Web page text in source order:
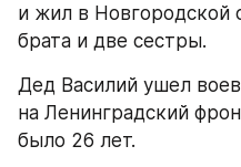
и жил в Новгородской
брата и две сестры.
Дед Василий ушел
на Ленинградский
было 26 лет.